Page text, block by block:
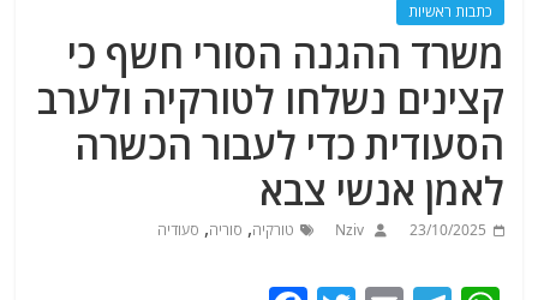
כתבות ראשיות
משרד ההגנה הסורי חשף כי
קצינים נשלחו לטורקיה ולערב
הסעודית כדי לעבור הכשרה
לאמן אנשי צבא
23/10/2025
Nziv טורקיה, סוריה, סעודיה